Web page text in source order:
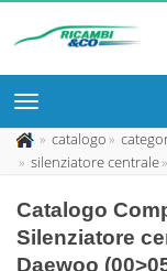
catalogo
silenziatore centrale
Catalogo
Silenziatore
Daewoo